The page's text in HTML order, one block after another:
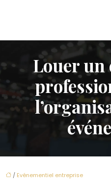
Louer un
/ Evénementiel entreprise